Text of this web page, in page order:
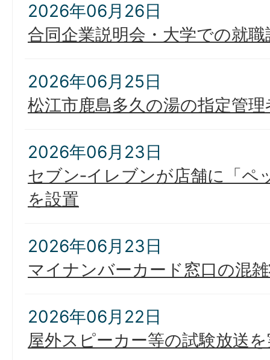
2026年06月26日
合同企業説明会・大学での就
2026年06月25日
松江市鹿島多久の湯の指定管
2026年06月23日
セブン‐イレブンが店舗に「ペ
を設置
2026年06月23日
マイナンバーカード窓口の混
2026年06月22日
屋外スピーカー等の試験放送